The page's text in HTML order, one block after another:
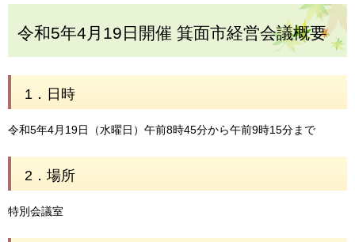
令和5年4月19日開催 箕面市経営会議概要
1．日時
令和5年4月19日（水曜日）午前8時45分から午前9時15分まで
2．場所
特別会議室